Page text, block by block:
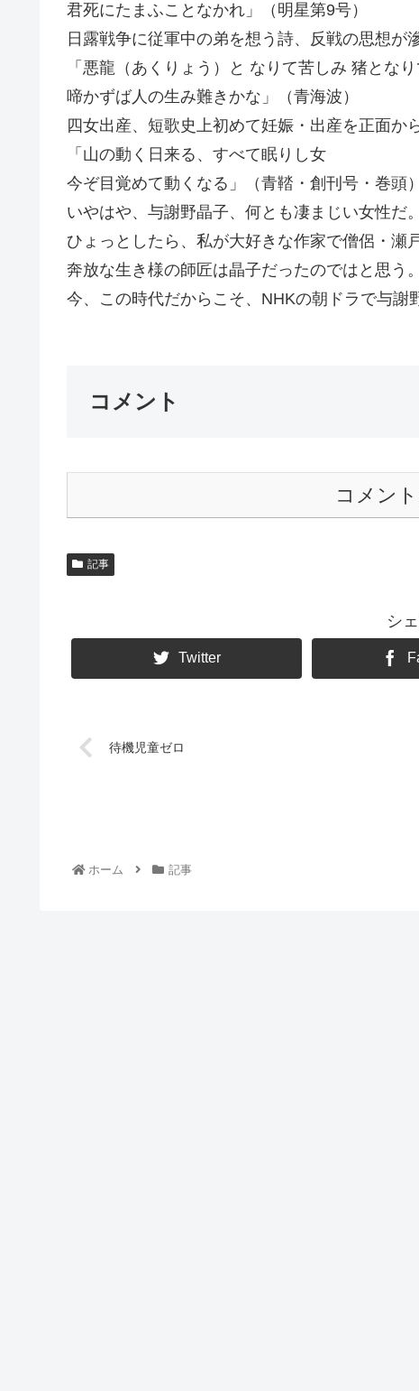
君死にたまふことなかれ」（明星第9号）
日露戦争に従軍中の弟を想う詩、反戦の思想が
「悪龍（あくりょう）と なりて苦しみ 猪となり
啼かずば人の生み難きかな」（青海波）
四女出産、短歌史上初めて妊娠・出産を正面か
「山の動く日来る、すべて眠りし女
今ぞ目覚めて動くなる」（青鞜・創刊号・巻頭）
いやはや、与謝野晶子、何とも凄まじい女性だ。
ひょっとしたら、私が大好きな作家で僧侶・瀬
奔放な生き様の師匠は晶子だったのではと思う。
今、この時代だからこそ、NHKの朝ドラで与謝
コメント
コメン
記事
シ
Twitter
待機児童ゼロ
ホーム 記事